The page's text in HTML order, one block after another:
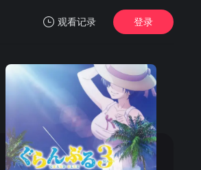
观看记录
片的记录
登录